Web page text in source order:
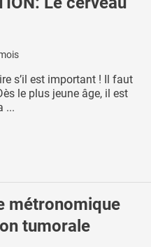
s’il est important ! Il faut
le plus jeune âge, il est
...
métronomique
tumorale